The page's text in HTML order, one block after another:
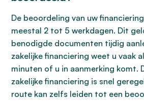
De beoordeling van uw
meestal 2 tot 5 werkdagen. Dit
benodigde documenten tijdig
zakelijke financiering weet u vaak
minuten of u in aanmerking komt.
zakelijke financiering is snel
route kan zelfs leiden tot een